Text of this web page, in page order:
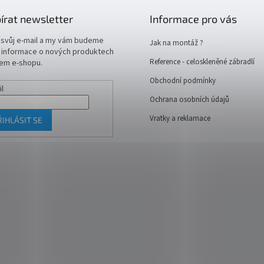
newsletter
e-mail a my vám budeme
o nových produktech
e-shopu.
SE
Informace pro vás
Jak na montáž ?
Reference - celoskleněné zábradlí
Obchodní podmínky
Ochrana osobních údajů
Vratky a reklamace